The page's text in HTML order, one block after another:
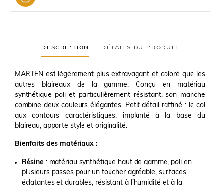
DESCRIPTION DÉTAILS DU PRODUIT
MARTEN est légèrement plus extravagant et coloré que les
autres blaireaux de la gamme. Conçu en matériau
synthétique poli et particulièrement résistant, son manche
combine deux couleurs élégantes. Petit détail raffiné : le col
aux contours caractéristiques, implanté à la base du
blaireau, apporte style et originalité.
Bienfaits des matériaux :
Résine : matériau synthétique haut de gamme, poli en
plusieurs passes pour un toucher agréable, surfaces
éclatantes et durables, résistant à l’humidité et à la